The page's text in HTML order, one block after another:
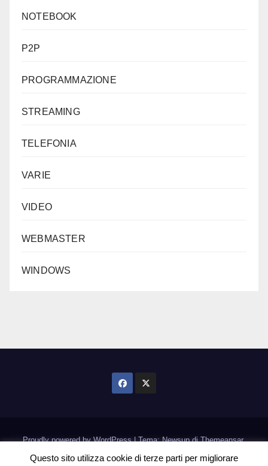
NOTEBOOK
P2P
PROGRAMMAZIONE
STREAMING
TELEFONIA
VARIE
VIDEO
WEBMASTER
WINDOWS
Proudly powered by WordPress|Tema: Newsup diThemeansar.
Questo sito utilizza cookie di terze parti per migliorare